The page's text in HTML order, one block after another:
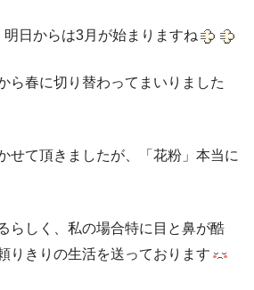
日からは3月が始まりますね
ら春に切り替わってまいりました
せて頂きましたが、「花粉」本当に
らしく、私の場合特に目と鼻が酷
りきりの生活を送っております